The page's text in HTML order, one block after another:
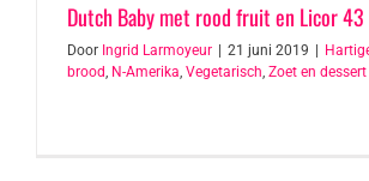
Dutch Baby met rood fruit en Licor 43
Door Ingrid Larmoyeur 21 juni 2019
brood, N-Amerika, Vegetarisch, Zoet en dessert